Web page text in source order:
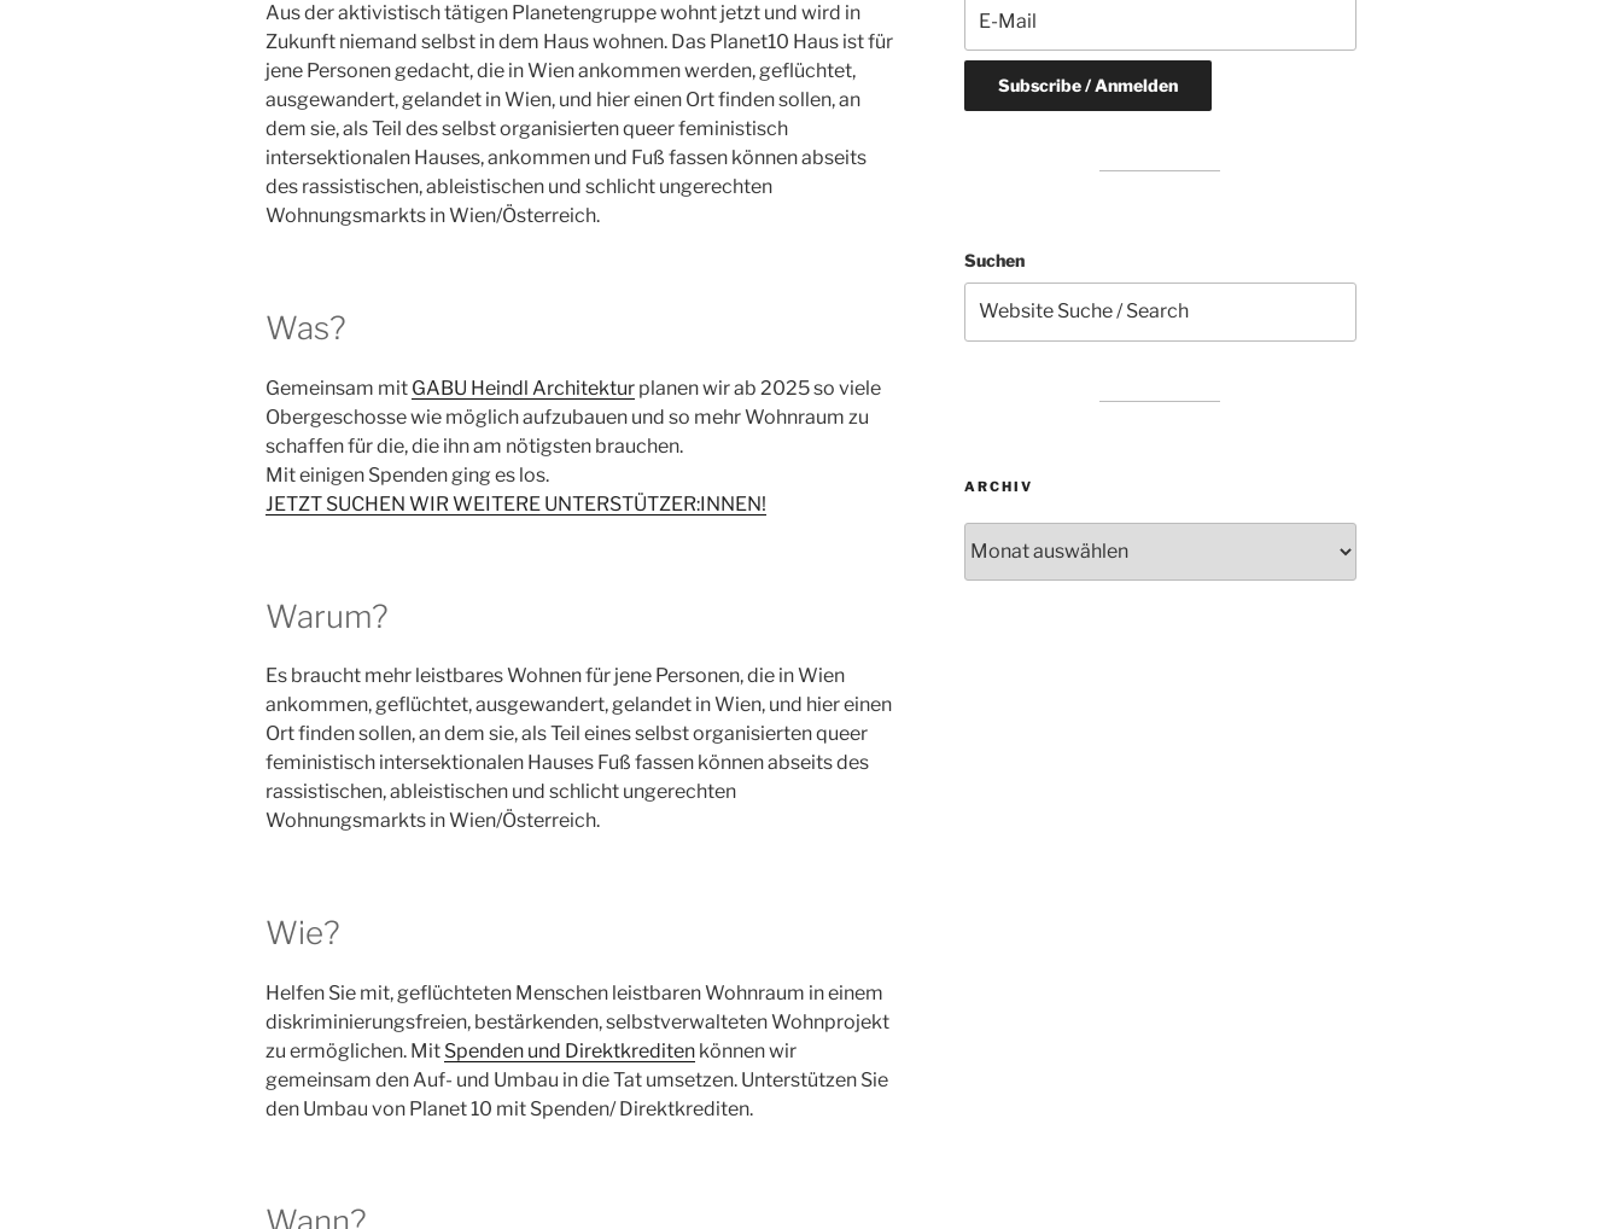
Aus der aktivistisch tätigen Planetengruppe wohnt jetzt und wird in
Zukunft niemand selbst in dem Haus wohnen. Das Planet10 Haus ist für
jene Personen gedacht, die in Wien ankommen werden, geflüchtet,
ausgewandert, gelandet in Wien, und hier einen Ort finden sollen, an
dem sie, als Teil des selbst organisierten queer feministisch
intersektionalen Hauses, ankommen und Fuß fassen können abseits
des rassistischen, ableistischen und schlicht ungerechten
Wohnungsmarkts in Wien/Österreich.
Was?
Gemeinsam mit GABU Heindl Architektur planen wir ab 2025 so viele
Obergeschosse wie möglich aufzubauen und so mehr Wohnraum zu
schaffen für die, die ihn am nötigsten brauchen.
Mit einigen Spenden ging es los.
JETZT SUCHEN WIR WEITERE UNTERSTÜTZER:INNEN!
Warum?
Es braucht mehr leistbares Wohnen für jene Personen, die in Wien
ankommen, geflüchtet, ausgewandert, gelandet in Wien, und hier einen
Ort finden sollen, an dem sie, als Teil eines selbst organisierten queer
feministisch intersektionalen Hauses Fuß fassen können abseits des
rassistischen, ableistischen und schlicht ungerechten
Wohnungsmarkts in Wien/Österreich.
Wie?
Helfen Sie mit, geflüchteten Menschen leistbaren Wohnraum in einem
diskriminierungsfreien, bestärkenden, selbstverwalteten Wohnprojekt
zu ermöglichen. Mit Spenden und Direktkrediten können wir
gemeinsam den Auf- und Umbau in die Tat umsetzen. Unterstützen Sie
den Umbau von Planet 10 mit Spenden/ Direktkrediten.
Wann?
Suchen
ARCHIV